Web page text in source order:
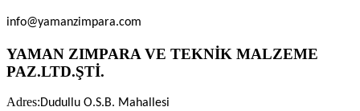
info@yamanzimpara.com
YAMAN ZIMPARA VE TEKNİK MALZEME
PAZ.LTD.ŞTİ.
Adres:Dudullu O.S.B. Mahallesi